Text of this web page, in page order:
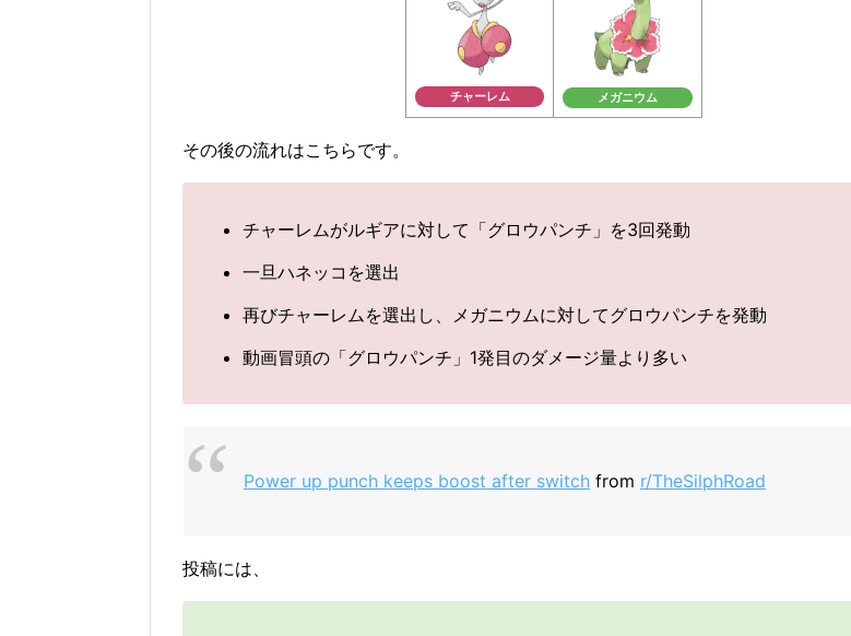
チャーレム メガニウム
その後の流れはこちらです。
チャーレムがルギアに対して「グロウパンチ」を3回発動
一旦ハネッコを選出
再びチャーレムを選出し、メガニウムに対してグロウパンチを発動
動画冒頭の「グロウパンチ」1発目のダメージ量より多い
Power up punch keeps boost after switch from r/TheSilphRoad
投稿には、